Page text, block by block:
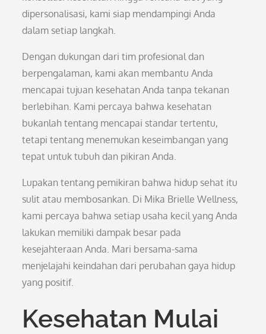
dipersonalisasi, kami siap mendampingi Anda
dalam setiap langkah.
Dengan dukungan dari tim profesional dan
berpengalaman, kami akan membantu Anda
mencapai tujuan kesehatan Anda tanpa tekanan
berlebihan. Kami percaya bahwa kesehatan
bukanlah tentang mencapai standar tertentu,
tetapi tentang menemukan keseimbangan yang
tepat untuk tubuh dan pikiran Anda.
Lupakan tentang pemikiran bahwa hidup sehat itu
sulit atau membosankan. Di Mika Brielle Wellness,
kami percaya bahwa setiap usaha kecil yang Anda
lakukan memiliki dampak besar pada
kesejahteraan Anda. Mari bersama-sama
menjelajahi keindahan dari perubahan gaya hidup
yang positif.
Kesehatan Mulai